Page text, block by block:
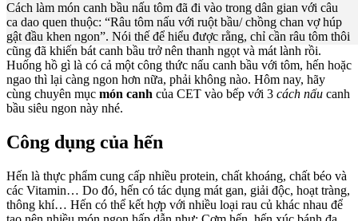
Cách làm món canh bầu nấu tôm đã đi vào trong dân gian với câu
ca dao quen thuộc: “Râu tôm nấu với ruột bầu/ chồng chan vợ húp
gật đầu khen ngon”. Nói thế để hiểu được rằng, chỉ cần râu tôm thôi
cũng đã khiến bát canh bầu trở nên thanh ngọt và mát lành rồi.
Huống hồ gì là có cả một công thức nấu canh bầu với tôm, hến hoặc
ngao thì lại càng ngon hơn nữa, phải không nào. Hôm nay, hãy
cùng chuyên mục món canh của CET vào bếp với 3 cách nấu canh
bầu siêu ngon này nhé.
Công dụng của hến
Hến là thực phẩm cung cấp nhiều protein, chất khoáng, chất béo và
các Vitamin… Do đó, hến có tác dụng mát gan, giải độc, hoạt tràng,
thông khí… Hến có thể kết hợp với nhiều loại rau củ khác nhau để